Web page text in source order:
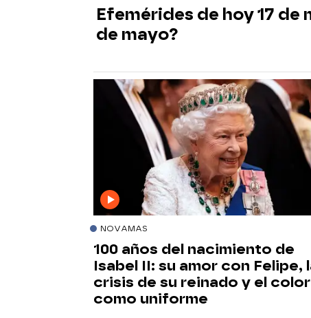
Efemérides de hoy 17 de
de mayo?
NOVAMAS
100 años del nacimiento de
Isabel II: su amor con Felipe,
crisis de su reinado y el color
como uniforme